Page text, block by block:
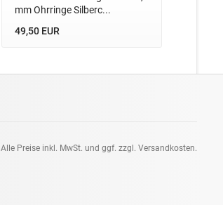
mm Ohrringe Silberc...
49,50 EUR
Alle Preise inkl. MwSt. und ggf. zzgl. Versandkosten.